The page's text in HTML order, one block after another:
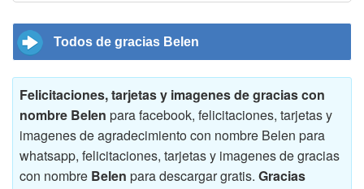
Todos de gracias Belen
Felicitaciones, tarjetas y imagenes de gracias con
nombre Belen para facebook, felicitaciones, tarjetas y
imagenes de agradecimiento con nombre Belen para
whatsapp, felicitaciones, tarjetas y imagenes de gracias
con nombre Belen para descargar gratis. Gracias